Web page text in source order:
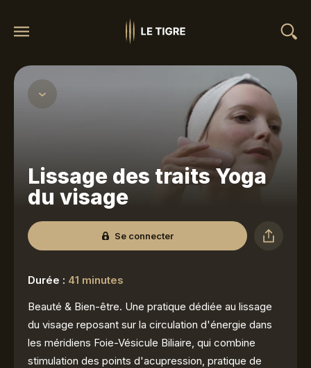
Lissage des traits Yoga
du visage
Se connecter
Durée : 41 minutes
Beauté & Bien-être. Une pratique dédiée au lissage
du visage reposant sur la circulation d'énergie dans
les méridiens Foie-Vésicule Biliaire, qui combine
stimulation des points d'acupression, pratique de